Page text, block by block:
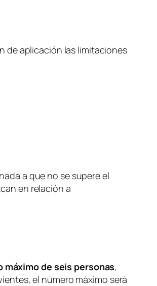
de aplicación las limitaciones
a que no se supere el
en relación a
máximo de seis personas,
el número máximo será